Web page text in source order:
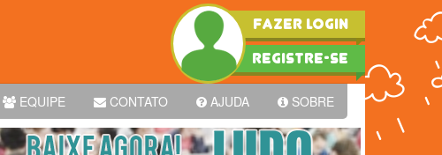
FAZER LOGIN
REGISTRE-SE
EQUIPE CONTATO AJUDA SOBRE